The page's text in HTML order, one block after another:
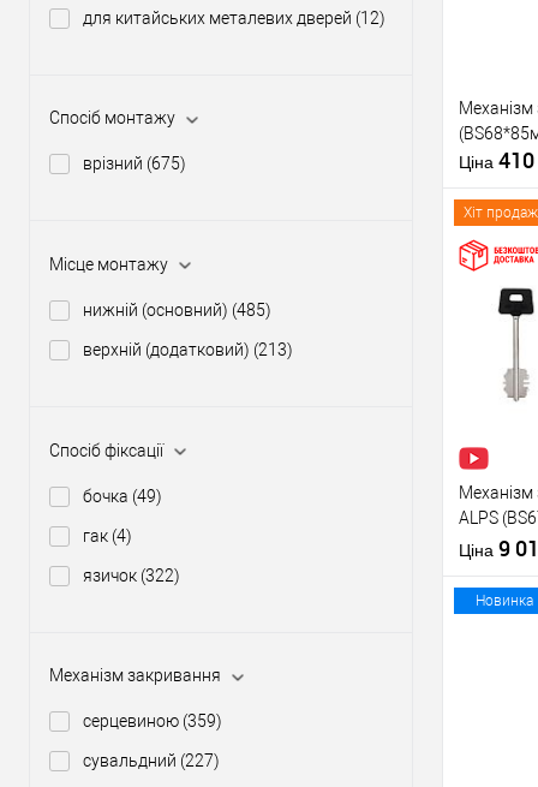
для китайських металевих дверей (12)
Спосіб монтажу
врізний (675)
Місце монтажу
нижній (основний) (485)
верхній (додатковий) (213)
Спосіб фіксації
бочка (49)
гак (4)
язичок (322)
Механізм закривання
серцевиною (359)
сувальдний (227)
Матеріал
Країна
Міжосьова
відстань
Механізм
Ціна 410
У
Виробник
Тип товару
Матеріал
Країна
Міжосьова
Хіт
ALPS
Ціна 9
У
Новинка